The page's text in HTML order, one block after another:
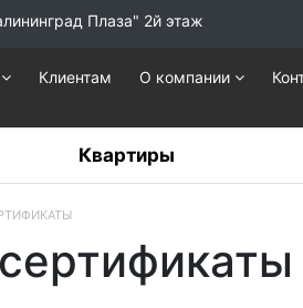
Плаза" 2й этаж
Клиентам О компании
Квартиры